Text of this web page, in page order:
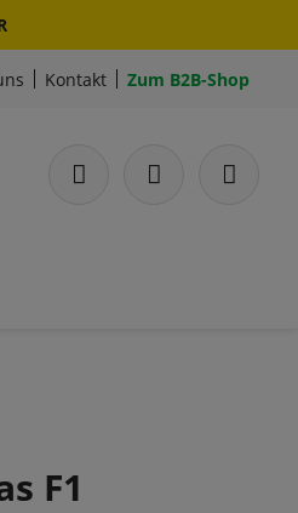
Kontakt Zum B2B-Shop
F1